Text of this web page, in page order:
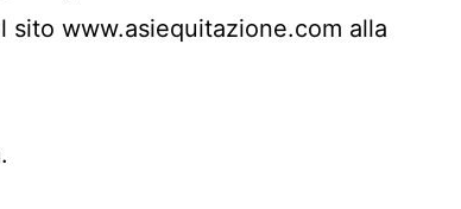
www.asiequitazione.com alla